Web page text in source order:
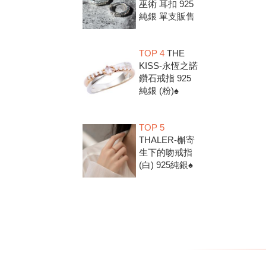
巫術 耳扣 925
純銀 單支販售
TOP 4THE
KISS-永恆之諾
鑽石戒指 925
純銀 (粉)♠
TOP 5
THALER-槲寄
生下的吻戒指
(白) 925純銀♠